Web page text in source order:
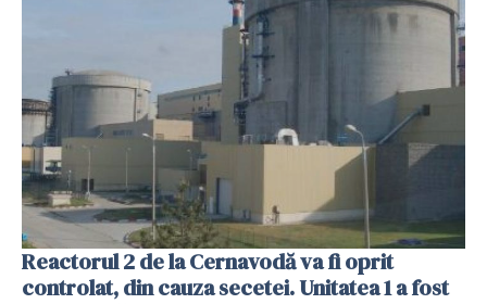
Reactorul 2 de la Cernavodă va fi oprit
controlat, din cauza secetei. Unitatea 1 a fost